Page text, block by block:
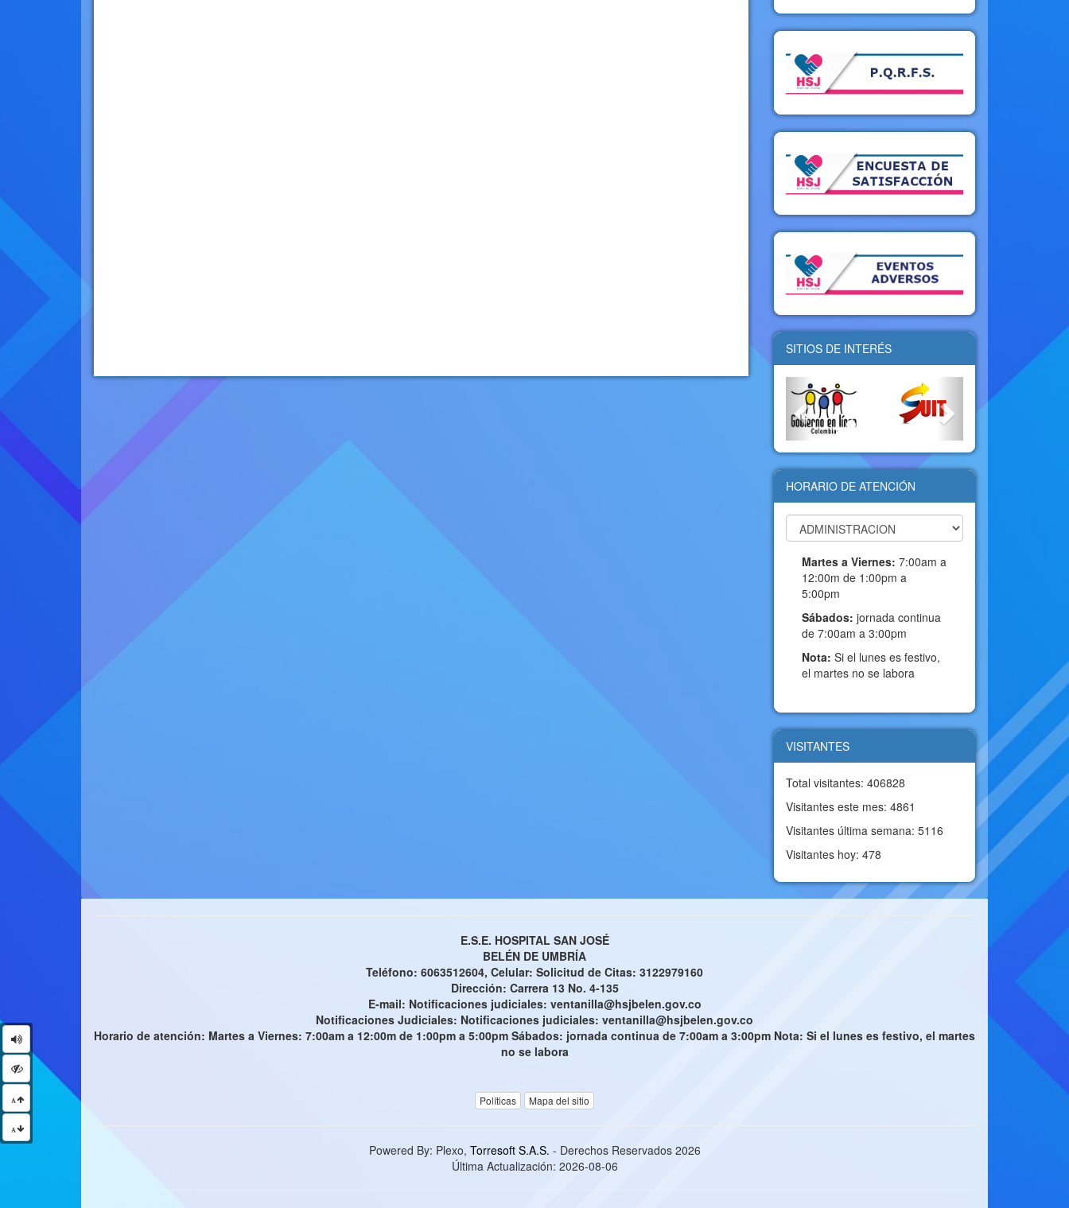
SITIOS DE INTERÉS
HORARIO DE ATENCIÓN
Martes a Viernes: 7:00am a
12:00m de 1:00pm a
5:00pm
Sábados: jornada continua
de 7:00am a 3:00pm
Nota: Si el lunes es festivo,
el martes no se labora
VISITANTES
Total visitantes: 406828
Visitantes este mes: 4861
Visitantes última semana: 5116
Visitantes hoy: 478
E.S.E. HOSPITAL SAN JOSÉ
BELÉN DE UMBRÍA
Teléfono: 6063512604, Celular: Solicitud de Citas: 3122979160
Dirección: Carrera 13 No. 4-135
E-mail: Notificaciones judiciales: ventanilla@hsjbelen.gov.co
Notificaciones Judiciales: Notificaciones judiciales: ventanilla@hsjbelen.gov.co
Horario de atención: Martes a Viernes: 7:00am a 12:00m de 1:00pm a 5:00pm Sábados: jornada continua de 7:00am a 3:00pm Nota: Si el lunes es festivo, el martes
no se labora
Políticas Mapa del sitio
Powered By: Plexo, Torresoft S.A.S. - Derechos Reservados 2026
Última Actualización: 2026-08-06